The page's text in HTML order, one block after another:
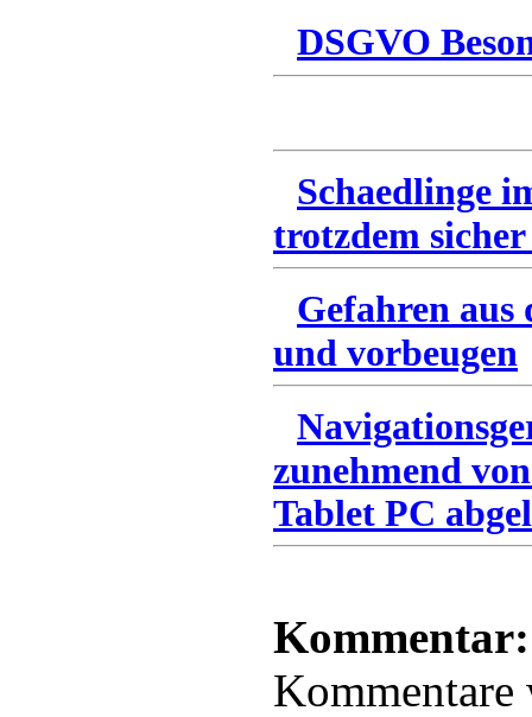
DSGVO
Schaedlinge
trotzdem
Gefahren
und vorbeugen
zunehmend
Tablet PC
Kommentar: